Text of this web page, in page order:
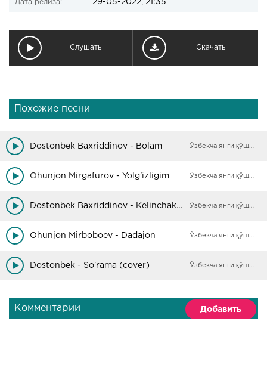
Дата релиза: 29-05-2022, 21:35
Слушать Скачать
Похожие песни
Dostonbek Baxriddinov - Bolam Ўзбекча янги қўшиқлар
Ohunjon Mirgafurov - Yolg'izligim Ўзбекча янги қўшиқлар
Dostonbek Baxriddinov - Kelinchakga aytib qo'ying yig'lamasin Ўзбекча янги қўшиқлар
Ohunjon Mirboboev - Dadajon Ўзбекча янги қўшиқлар
Dostonbek - So'rama (cover) Ўзбекча янги қўшиқлар
Комментарии Добавить